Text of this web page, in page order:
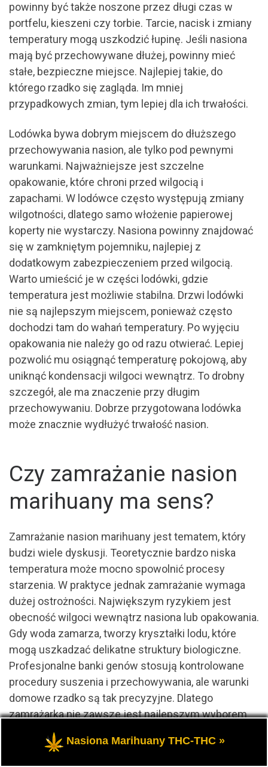
powinny być także noszone przez długi czas w
portfelu, kieszeni czy torbie. Tarcie, nacisk i zmiany
temperatury mogą uszkodzić łupinę. Jeśli nasiona
mają być przechowywane dłużej, powinny mieć
stałe, bezpieczne miejsce. Najlepiej takie, do
którego rzadko się zagląda. Im mniej
przypadkowych zmian, tym lepiej dla ich trwałości.
Lodówka bywa dobrym miejscem do dłuższego
przechowywania nasion, ale tylko pod pewnymi
warunkami. Najważniejsze jest szczelne
opakowanie, które chroni przed wilgocią i
zapachami. W lodówce często występują zmiany
wilgotności, dlatego samo włożenie papierowej
koperty nie wystarczy. Nasiona powinny znajdować
się w zamkniętym pojemniku, najlepiej z
dodatkowym zabezpieczeniem przed wilgocią.
Warto umieścić je w części lodówki, gdzie
temperatura jest możliwie stabilna. Drzwi lodówki
nie są najlepszym miejscem, ponieważ często
dochodzi tam do wahań temperatury. Po wyjęciu
opakowania nie należy go od razu otwierać. Lepiej
pozwolić mu osiągnąć temperaturę pokojową, aby
uniknąć kondensacji wilgoci wewnątrz. To drobny
szczegół, ale ma znaczenie przy długim
przechowywaniu. Dobrze przygotowana lodówka
może znacznie wydłużyć trwałość nasion.
Czy zamrażanie nasion
marihuany ma sens?
Zamrażanie nasion marihuany jest tematem, który
budzi wiele dyskusji. Teoretycznie bardzo niska
temperatura może mocno spowolnić procesy
starzenia. W praktyce jednak zamrażanie wymaga
dużej ostrożności. Największym ryzykiem jest
obecność wilgoci wewnątrz nasiona lub opakowania.
Gdy woda zamarza, tworzy kryształki lodu, które
mogą uszkadzać delikatne struktury biologiczne.
Profesjonalne banki genów stosują kontrolowane
procedury suszenia i przechowywania, ale warunki
domowe rzadko są tak precyzyjne. Dlatego
zamrażarka nie zawsze jest najlepszym wyborem
dla zwykłego kolekcjonera. Niewłaściwe zamrożenie
może przynieść więcej szkody niż pożytku. Jeśli
Nasiona Marihuany THC-THC »